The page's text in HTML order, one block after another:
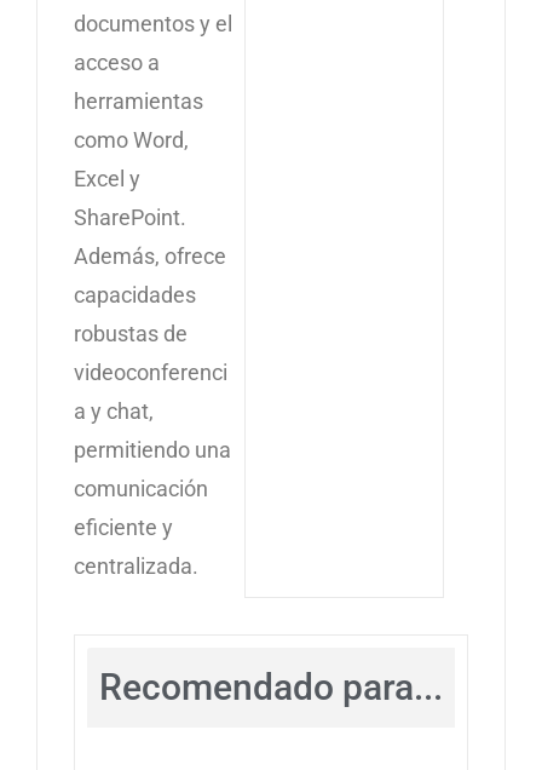
documentos y el
acceso a
herramientas
como Word,
Excel y
SharePoint.
Además, ofrece
capacidades
robustas de
videoconferenci
a y chat,
permitiendo una
comunicación
eficiente y
centralizada.
Recomendado para...